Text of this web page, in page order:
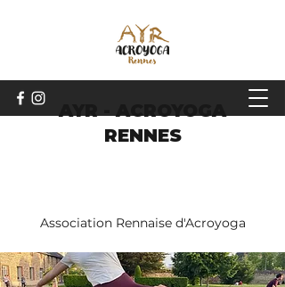
AYR - ACROYOGA
RENNES
Association Rennaise d'Acroyoga